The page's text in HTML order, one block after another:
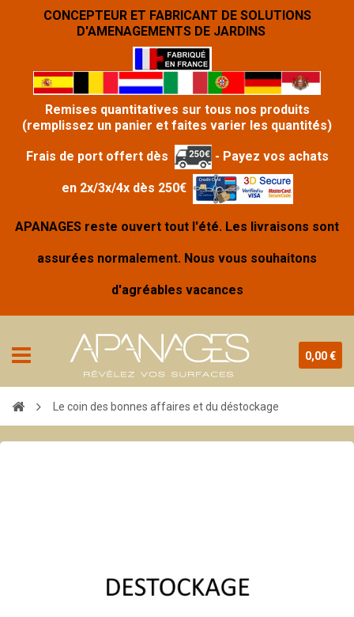
CONCEPTEUR ET FABRICANT DE SOLUTIONS
D'AMENAGEMENTS DE JARDINS
Remises quantitatives sur tous nos produits
(remplissez un panier et faites varier les quantités)
Frais de port offert dès - Payez vos achats
en 2x/3x/4x dès 250€
APANAGES reste ouvert tout l'été. Les livraisons sont
assurées normalement. Nous vous souhaitons
d'agréables vacances
0,00 €
Le coin des bonnes affaires et du déstockage